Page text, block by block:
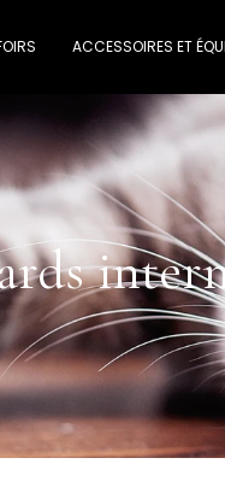
ACCESSOIRES ET